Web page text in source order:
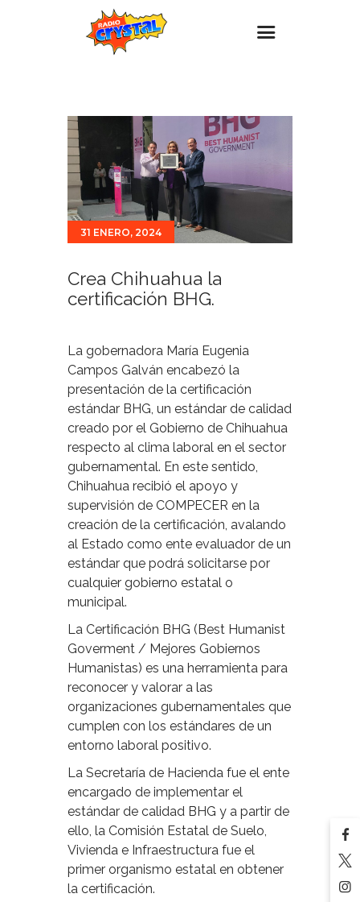
Estaciones
Eventos
Promociones
Noticias
Para ti
31 ENERO, 2024
Crea Chihuahua la
certificación BHG.
La gobernadora María Eugenia
Campos Galván encabezó la
presentación de la certificación
estándar BHG, un estándar de calidad
creado por el Gobierno de Chihuahua
respecto al clima laboral en el sector
gubernamental. En este sentido,
Chihuahua recibió el apoyo y
supervisión de COMPECER en la
creación de la certificación, avalando
al Estado como ente evaluador de un
estándar que podrá solicitarse por
cualquier gobierno estatal o
municipal.
La Certificación BHG (Best Humanist
Goverment / Mejores Gobiernos
Humanistas) es una herramienta para
reconocer y valorar a las
organizaciones gubernamentales que
cumplen con los estándares de un
entorno laboral positivo.
La Secretaría de Hacienda fue el ente
encargado de implementar el
estándar de calidad BHG y a partir de
ello, la Comisión Estatal de Suelo,
Vivienda e Infraestructura fue el
primer organismo estatal en obtener
la certificación.